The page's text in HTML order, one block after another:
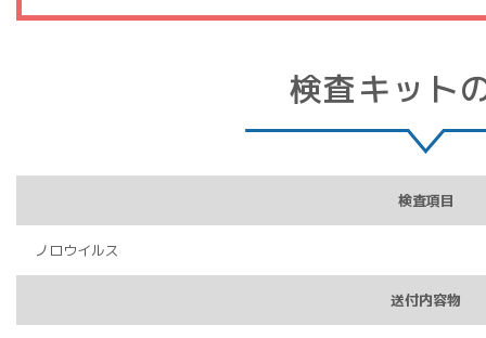
検査キット
検査項目
ノロウイルス
送付内容物